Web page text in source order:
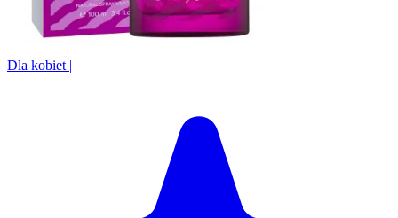
Dla kobiet